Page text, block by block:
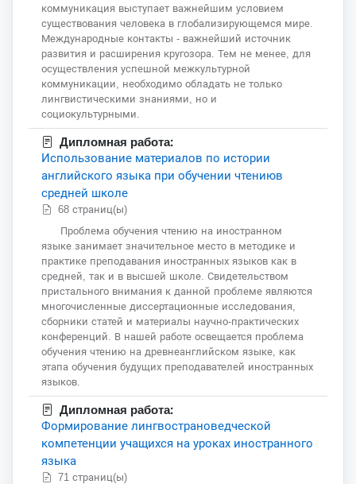
коммуникация выступает важнейшим условием
существования человека в глобализирующемся мире.
Международные контакты - важнейший источник
развития и расширения кругозора. Тем не менее, для
осуществления успешной межкультурной
коммуникации, необходимо обладать не только
лингвистическими знаниями, но и
социокультурными.
Дипломная работа:
Использование материалов по истории
английского языка при обучении чтениюв
средней школе
68 страниц(ы)
Проблема обучения чтению на иностранном
языке занимает значительное место в методике и
практике преподавания иностранных языков как в
средней, так и в высшей школе. Свидетельством
пристального внимания к данной проблеме являются
многочисленные диссертационные исследования,
сборники статей и материалы научно-практических
конференций. В нашей работе освещается проблема
обучения чтению на древнеанглийском языке, как
этапа обучения будущих преподавателей иностранных
языков.
Дипломная работа:
Формирование лингвострановедческой
компетенции учащихся на уроках иностранного
языка
71 страниц(ы)